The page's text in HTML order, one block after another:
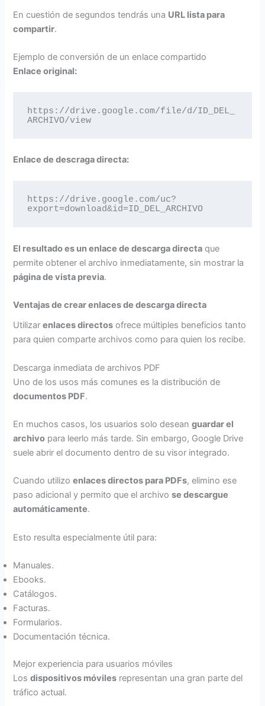
En cuestión de segundos tendrás una URL lista para
compartir.
Ejemplo de conversión de un enlace compartido
Enlace original:
https://drive.google.com/file/d/ID_DEL_
ARCHIVO/view
Enlace de descraga directa:
https://drive.google.com/uc?
export=download&id=ID_DEL_ARCHIVO
El resultado es un enlace de descarga directa que
permite obtener el archivo inmediatamente, sin mostrar la
página de vista previa.
Ventajas de crear enlaces de descarga directa
Utilizarenlaces directos ofrece múltiples beneficios tanto
para quien comparte archivos como para quien los recibe.
Descarga inmediata de archivos PDF
Uno de los usos más comunes es la distribución de
documentos PDF.
En muchos casos, los usuarios solo deseanguardar el
archivo para leerlo más tarde. Sin embargo, Google Drive
suele abrir el documento dentro de su visor integrado.
Cuando utilizoenlaces directos para PDFs, elimino ese
paso adicional y permito que el archivose descargue
automáticamente.
Esto resulta especialmente útil para:
Manuales.
Ebooks.
Catálogos.
Facturas.
Formularios.
Documentación técnica.
Mejor experiencia para usuarios móviles
Losdispositivos móviles representan una gran parte del
tráfico actual.